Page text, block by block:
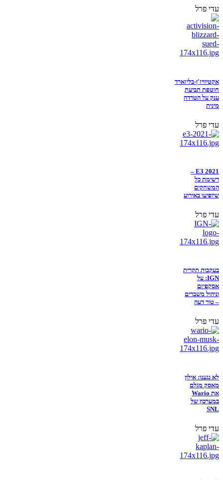
עדי פרל
אקטיוויז'ן-בליזארד
חוטפת תביעת
ענק על הטרדה
מינית
עדי פרל
E3 2021 –
רשימת כל
המשחקים
שיופיעו באירוע
עדי פרל
בעקבות תקרית
IGN: על
אסקפיזם
וניהול משברים
– טור דעה
עדי פרל
לא נגענו: אילון
מאסק מגלם
את Wario
במערכון של
SNL
עדי פרל